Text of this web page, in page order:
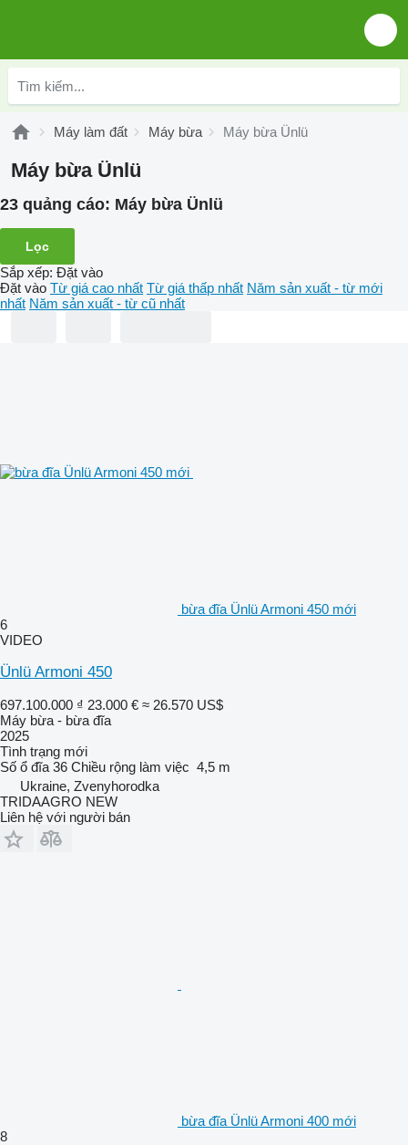
Máy làm đất Máy bừa Máy bừa Ünlü
Máy bừa Ünlü
23 quảng cáo: Máy bừa Ünlü
Lọc
Sắp xếp: Đặt vào
Đặt vào Từ giá cao nhất Từ giá thấp nhất Năm sản xuất - từ mới
nhất Năm sản xuất - từ cũ nhất
bừa đĩa Ünlü Armoni 450 mới
6
VIDEO
Ünlü Armoni 450
697.100.000 ₫ 23.000 € ≈ 26.570 US$
Máy bừa - bừa đĩa
2025
Tình trạng mới
Số ổ đĩa 36 Chiều rộng làm việc 4,5 m
Ukraine, Zvenyhorodka
TRIDAAGRO NEW
Liên hệ với người bán
bừa đĩa Ünlü Armoni 400 mới
8